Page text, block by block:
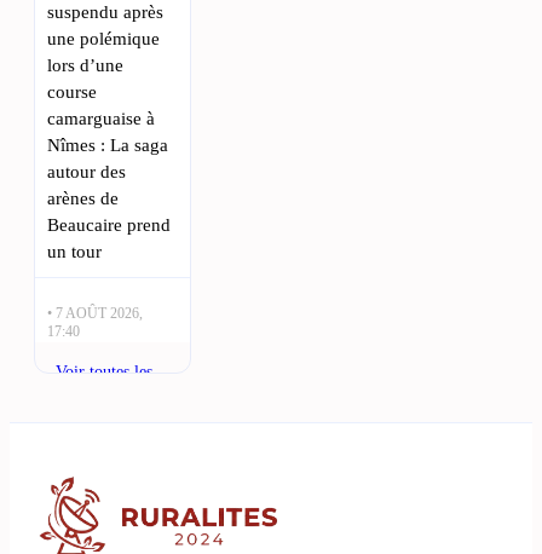
suspendu après
une polémique
lors d’une
course
camarguaise à
Nîmes : La saga
autour des
arènes de
Beaucaire prend
un tour
• 7 AOÛT 2026,
17:40
Un incendie
s’est déclaré
vendredi 7 août
Voir toutes les